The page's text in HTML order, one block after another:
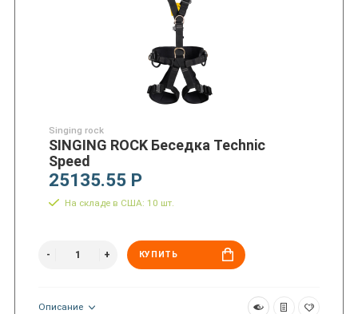
Singing rock
SINGING ROCK Беседка Technic
Speed
25135.55 Р
На складе в США: 10 шт.
КУПИТЬ
Описание